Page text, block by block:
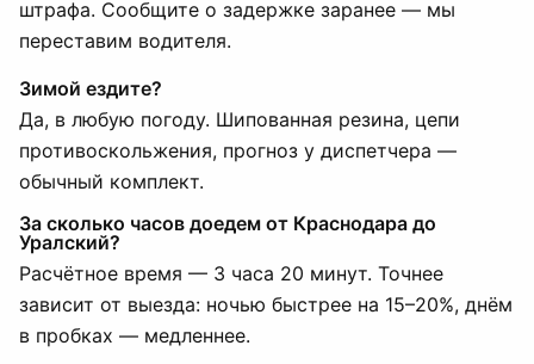
штрафа. Сообщите о задержке заранее — мы
переставим водителя.
Зимой ездите?
Да, в любую погоду. Шипованная резина, цепи
противоскольжения, прогноз у диспетчера —
обычный комплект.
За сколько часов доедем от Краснодара до
Уралский?
Расчётное время — 3 часа 20 минут. Точнее
зависит от выезда: ночью быстрее на 15–20%, днём
в пробках — медленнее.